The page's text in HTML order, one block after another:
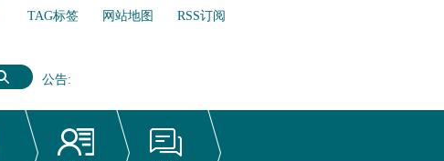
TAG标签 网站地图
RSS订阅
公告:
网络文学行业自律倡议书